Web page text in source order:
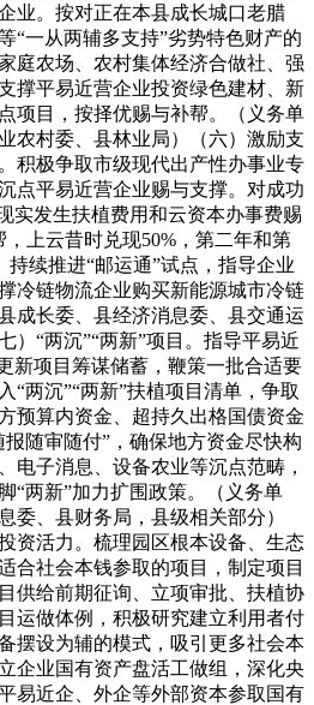
业。按对正在本县成长城口老腊
“一从两辅多支持”劣势特色财产的
庭农场、农村集体经济合做社、强
撑平易近营企业投资绿色建材、新
项目，按择优赐与补帮。（义务单
农村委、县林业局）（六）激励支
积极争取市级现代出产性办事业专
点平易近营企业赐与支撑。对成功
实发生扶植费用和云资本办事费赐
上云昔时兑现50%，第二年和第
持续推进“邮运通”试点，指导企业
冷链物流企业购买新能源城市冷链
成长委、县经济消息委、县交通运
）“两沉”“两新”项目。指导平易近
新项目筹谋储蓄，鞭策一批合适要
“两沉”“两新”扶植项目清单，争取
预算内资金、超持久出格国债资金
随审随付”，确保地方资金尽快构
电子消息、设备农业等沉点范畴，
“两新”加力扩围政策。（义务单
委、县财务局，县级相关部分）
资活力。梳理园区根本设备、生态
合社会本钱参取的项目，制定项目
供给前期征询、立项审批、扶植协
运做体例，积极研究建立利用者付
摆设为辅的模式，吸引更多社会本
企业国有资产盘活工做组，深化央
易近企、外企等外部资本参取国有